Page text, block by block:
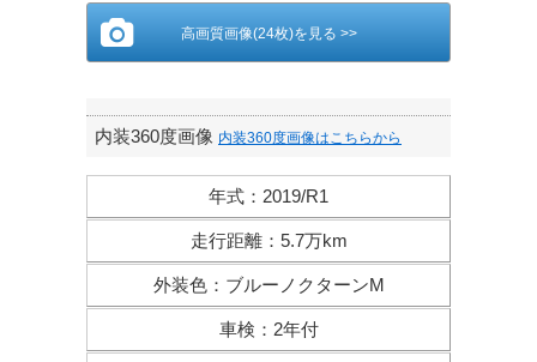
高画質画像(24枚)を見る >>
内装360度画像 内装360度画像はこちらから
年式 ： 2019/R1
走行距離： 5.7万km
外装色： ブルーノクターンM
車検 ： 2年付